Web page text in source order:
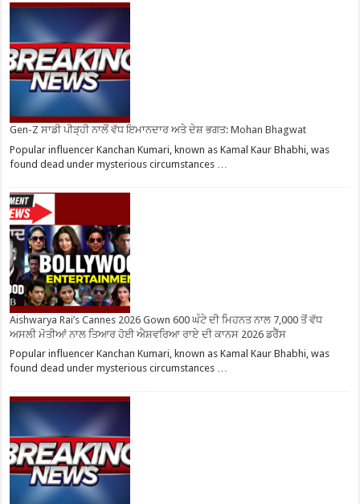
Gen-Z ਸਾਡੀ ਪੀੜ੍ਹੀ ਨਾਲੋਂ ਵੱਧ ਇਮਾਨਦਾਰ ਅਤੇ ਦੇਸ਼ ਭਗਤ: Mohan Bhagwat
Popular influencer Kanchan Kumari, known as Kamal Kaur Bhabhi, was
found dead under mysterious circumstances …
Aishwarya Rai’s Cannes 2026 Gown 600 ਘੰਟੇ ਦੀ ਮਿਹਨਤ ਨਾਲ 7,000 ਤੋਂ ਵੱਧ
ਅਸਲੀ ਮੋਤੀਆਂ ਨਾਲ ਤਿਆਰ ਹੋਈ ਐਸ਼ਵਰਿਆ ਰਾਏ ਦੀ ਕਾਨਸ 2026 ਡਰੈੱਸ
Popular influencer Kanchan Kumari, known as Kamal Kaur Bhabhi, was
found dead under mysterious circumstances …